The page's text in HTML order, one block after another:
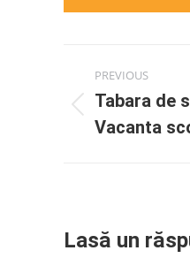
Post
PREVIOUS
post:
Tabara de
Vacanta
Lasă un